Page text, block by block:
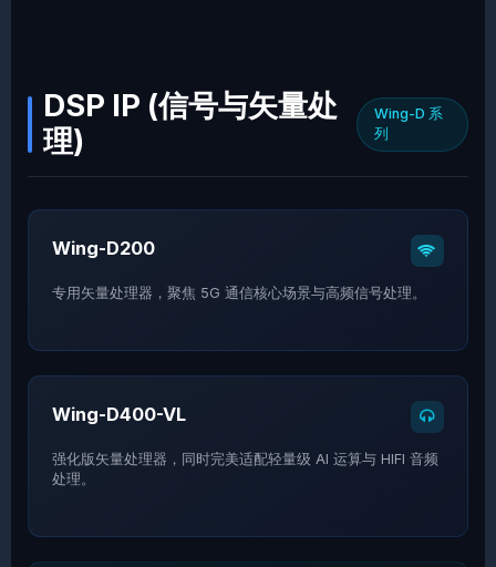
DSP IP (信号与矢量处
理)
Wing-D 系
列
Wing-D200
专用矢量处理器，聚焦 5G 通信核心场景与高频信号处理。
Wing-D400-VL
强化版矢量处理器，同时完美适配轻量级 AI 运算与 HIFI 音频
处理。